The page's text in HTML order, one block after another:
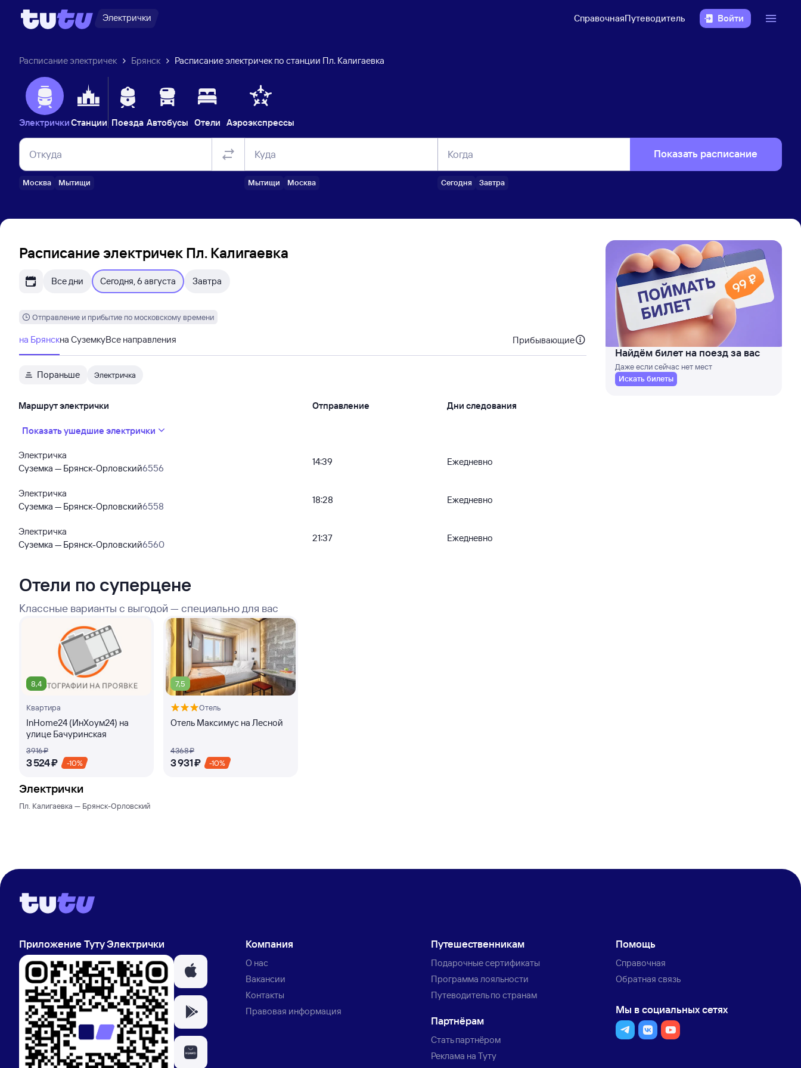
Электрички СправочнаяПутеводитель Войти
Расписание электричек Брянск Расписание электричек по станции Пл. Калигаевка
ЭлектричкиСтанции Поезда Автобусы Отели Аэроэкспрессы
Откуда
Москва Мытищи
Куда
Мытищи Москва
Когда
Сегодня Завтра
Показать расписание
Расписание электричек Пл. Калигаевка
Все дни Сегодня, 6 августа Завтра
Отправление и прибытие по московскому времени
на Брянскна СуземкуВсе направления Прибывающие
Пораньше Электричка
Маршрут электрички Отправление Дни следования
Показать ушедшие электрички
Электричка
Суземка — Брянск-Орловский6556
14:39 Ежедневно
Электричка
Суземка — Брянск-Орловский6558
18:28 Ежедневно
Электричка
Суземка — Брянск-Орловский6560
21:37 Ежедневно
Отели по суперцене
Классные варианты с выгодой — специально для вас
8,4
Квартира
InHome24 (ИнХоум24) на
улице Бачуринская
3 ⁠916 ⁠₽
3 ⁠524 ⁠₽ -10%
7,5
Отель
Отель Максимус на Лесной
4 ⁠368 ⁠₽
3 ⁠931 ⁠₽ -10%
Электрички
Пл. Калигаевка — Брянск-Орловский
Найдём билет на поезд за вас
Даже если сейчас нет мест
Искать билеты
Приложение Туту Электрички Компания
О нас
Вакансии
Контакты
Правовая информация
Путешественникам
Подарочные сертификаты
Программа лояльности
Путеводитель по странам
Партнёрам
Стать партнёром
Реклама на Туту
Помощь
Справочная
Обратная связь
Мы в социальных сетях